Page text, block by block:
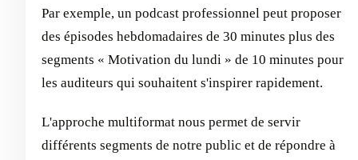
Par exemple, un podcast professionnel peut proposer
des épisodes hebdomadaires de 30 minutes plus des
segments « Motivation du lundi » de 10 minutes pour
les auditeurs qui souhaitent s'inspirer rapidement.
L'approche multiformat nous permet de servir
différents segments de notre public et de répondre à